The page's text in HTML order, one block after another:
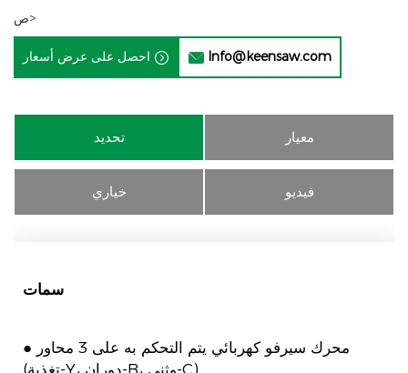
ص>
  Info@keensaw.com
تحديد معيار
خياري فيديو
سمات
● محرك سيرفو كهربائي يتم التحكم به على 3 محاور
(تغذية-Y، دوران-B، وثني-C).